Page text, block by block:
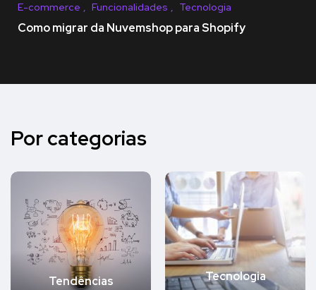
E-commerce Funcionalidades Tecnologia
Como migrar da Nuvemshop para Shopify
Por categorias
Tendências Tecnologia